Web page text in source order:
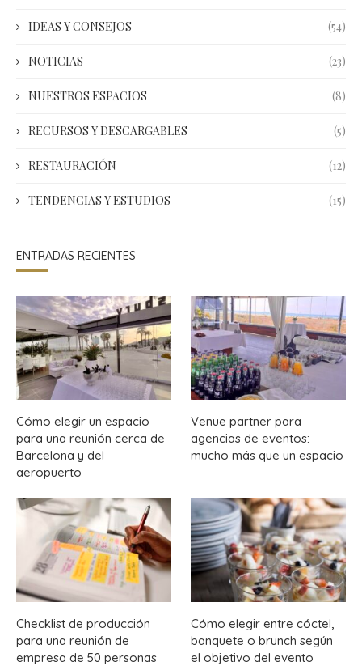
IDEAS Y CONSEJOS (54)
NOTICIAS (23)
NUESTROS ESPACIOS (8)
RECURSOS Y DESCARGABLES (5)
RESTAURACIÓN (12)
TENDENCIAS Y ESTUDIOS (15)
ENTRADAS RECIENTES
Cómo elegir un espacio
para una reunión cerca de
Barcelona y del
aeropuerto
Venue partner para
agencias de eventos:
mucho más que un espacio
Checklist de producción
para una reunión de
empresa de 50 personas
Cómo elegir entre cóctel,
banquete o brunch según
el objetivo del evento